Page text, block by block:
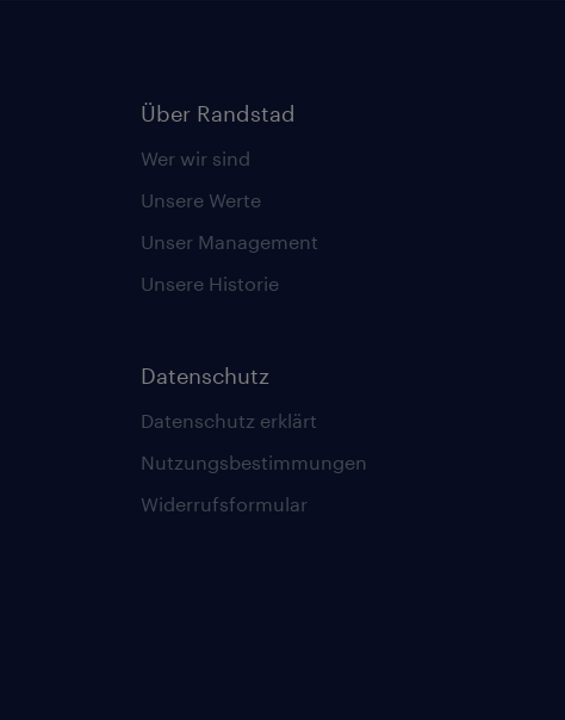
Über Randstad
Wer wir sind
Unsere Werte
Unser Management
Unsere Historie
Datenschutz
Datenschutz erklärt
Nutzungsbestimmungen
Widerrufsformular